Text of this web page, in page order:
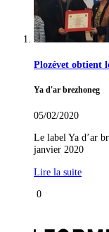
Plozévet obtient
Ya d'ar brezhoneg
05/02/2020
Le label Ya d’ar
janvier 2020
Lire la suite
0